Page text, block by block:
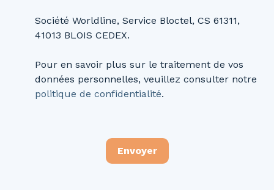
Société Worldline, Service Bloctel, CS 61311,
41013 BLOIS CEDEX.
Pour en savoir plus sur le traitement de vos
données personnelles, veuillez consulter notre
politique de confidentialité.
Envoyer